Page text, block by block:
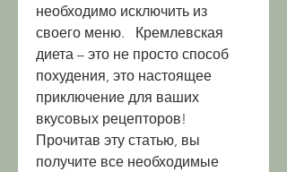
необходимо исключить из
своего меню.   Кремлевская
диета – это не просто способ
похудения, это настоящее
приключение для ваших
вкусовых рецепторов!
Прочитав эту статью, вы
получите все необходимые